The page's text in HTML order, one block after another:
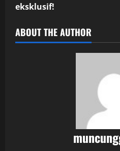
eksklusif!
ABOUT THE AUTHOR